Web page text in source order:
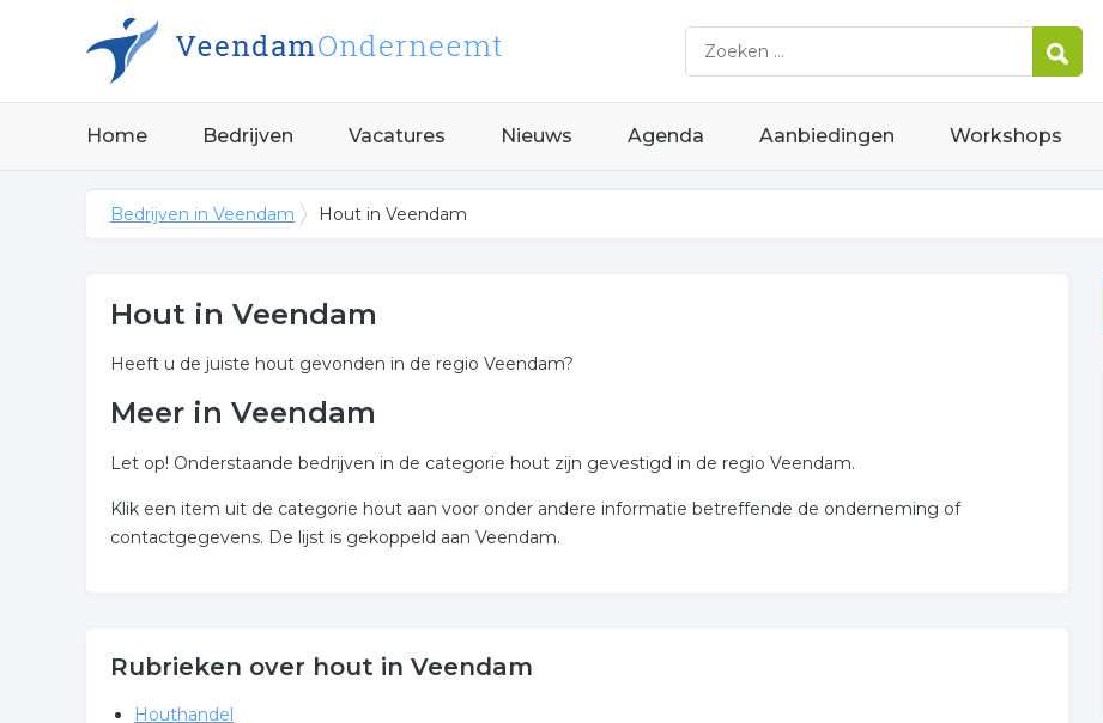
Home Bedrijven Vacatures Nieuws Agenda Aanbiedingen Workshops
Bedrijven in Veendam Hout in Veendam
Hout in Veendam
Heeft u de juiste hout gevonden in de regio Veendam?
Meer in Veendam
Let op! Onderstaande bedrijven in de categorie hout zijn gevestigd in de regio Veendam.
Klik een item uit de categorie hout aan voor onder andere informatie betreffende de onderneming of
contactgegevens. De lijst is gekoppeld aan Veendam.
Rubrieken over hout in Veendam
Houthandel